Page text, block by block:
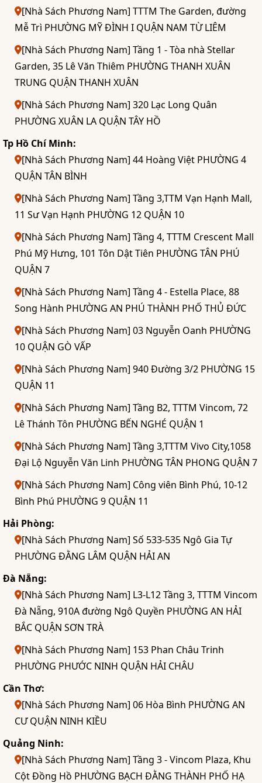
[Nhà Sách Phương Nam] TTTM The Garden, đường
Mễ Trì PHƯỜNG MỸ ĐÌNH I QUẬN NAM TỪ LIÊM
[Nhà Sách Phương Nam] Tầng 1 - Tòa nhà Stellar
Garden, 35 Lê Văn Thiêm PHƯỜNG THANH XUÂN
TRUNG QUẬN THANH XUÂN
[Nhà Sách Phương Nam] 320 Lạc Long Quân
PHƯỜNG XUÂN LA QUẬN TÂY HỒ
Tp Hồ Chí Minh:
[Nhà Sách Phương Nam] 44 Hoàng Việt PHƯỜNG 4
QUẬN TÂN BÌNH
[Nhà Sách Phương Nam] Tầng 3,TTM Vạn Hạnh Mall,
11 Sư Vạn Hạnh PHƯỜNG 12 QUẬN 10
[Nhà Sách Phương Nam] Tầng 4, TTTM Crescent Mall
Phú Mỹ Hưng, 101 Tôn Dật Tiên PHƯỜNG TÂN PHÚ
QUẬN 7
[Nhà Sách Phương Nam] Tầng 4 - Estella Place, 88
Song Hành PHƯỜNG AN PHÚ THÀNH PHỐ THỦ ĐỨC
[Nhà Sách Phương Nam] 03 Nguyễn Oanh PHƯỜNG
10 QUẬN GÒ VẤP
[Nhà Sách Phương Nam] 940 Đường 3/2 PHƯỜNG 15
QUẬN 11
[Nhà Sách Phương Nam] Tầng B2, TTTM Vincom, 72
Lê Thánh Tôn PHƯỜNG BẾN NGHÉ QUẬN 1
[Nhà Sách Phương Nam] Tầng 3,TTTM Vivo City,1058
Đại Lộ Nguyễn Văn Linh PHƯỜNG TÂN PHONG QUẬN 7
[Nhà Sách Phương Nam] Công viên Bình Phú, 10-12
Bình Phú PHƯỜNG 9 QUẬN 11
Hải Phòng:
[Nhà Sách Phương Nam] Số 533-535 Ngô Gia Tự
PHƯỜNG ĐẰNG LÂM QUẬN HẢI AN
Đà Nẵng:
[Nhà Sách Phương Nam] L3-L12 Tầng 3, TTTM Vincom
Đà Nẵng, 910A đường Ngô Quyền PHƯỜNG AN HẢI
BẮC QUẬN SƠN TRÀ
[Nhà Sách Phương Nam] 153 Phan Châu Trinh
PHƯỜNG PHƯỚC NINH QUẬN HẢI CHÂU
Cần Thơ:
[Nhà Sách Phương Nam] 06 Hòa Bình PHƯỜNG AN
CƯ QUẬN NINH KIỀU
Quảng Ninh:
[Nhà Sách Phương Nam] Tầng 3 - Vincom Plaza, Khu
Cột Đồng Hồ PHƯỜNG BẠCH ĐẰNG THÀNH PHỐ HẠ